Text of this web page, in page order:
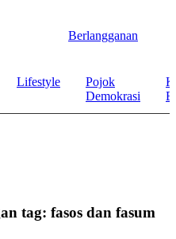
Berlangganan
Lifestyle
Pojok
Demokrasi
tag: fasos dan fasum